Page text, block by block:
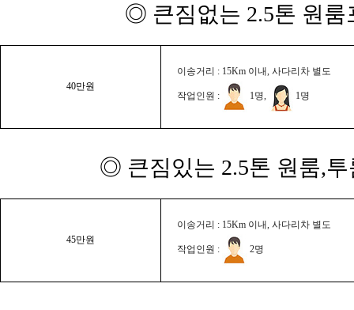
◎ 큰짐없는 2.5톤 원룸
40만원
이송거리 : 15Km 이내, 사다리차 별도
작업인원 : 1명, 1명
◎ 큰짐있는 2.5톤 원룸,
45만원
이송거리 : 15Km 이내, 사다리차 별도
작업인원 : 2명